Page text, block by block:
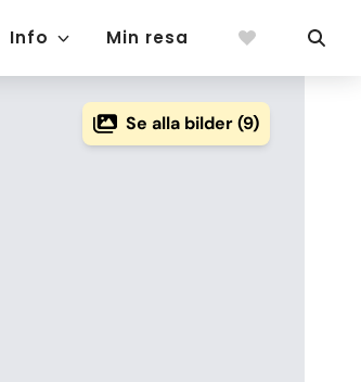
Info Min resa
Se alla bilder (9)